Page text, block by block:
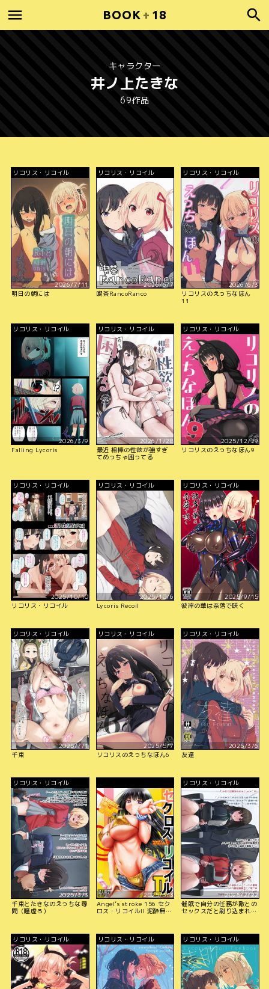
BOOK + 18
キャラクター
井ノ上たきな
69作品
リコリス・リコイル
2026/7/11
明日の朝には
リコリス・リコイル
2026/6/7
喫茶RancoRanco
リコリス・リコイル
2026/6/3
リコリスのえっちなほん
11
リコリス・リコイル
2026/3/9
Falling Lycoris
リコリス・リコイル
2026/1/28
最近 相棒の性欲が強すぎ
てめっちゃ困ってる
リコリス・リコイル
2025/12/29
リコリスのえっちなほん9
リコリス・リコイル
2025/10/10
リコリス・リコイル
リコリス・リコイル
2025/10/6
Lycoris Recoil
リコリス・リコイル
2025/9/15
彼岸の華は奈落で咲く
リコリス・リコイル
2025/7/1
千束
リコリス・リコイル
2025/5/7
リコリスのえっちなほん6
リコリス・リコイル
2025/3/6
友達
リコリス・リコイル
2025/3/3
千束とたきなのえっちな尋
問（瞳虚ろ）
2025/3/3
Angel’s stroke 156 セク
ロス・リコイルII 泥酔無抵
リコリス・リコイル
2025/2/22
催眠で自分の任務が敵との
セックスだと刷り込まれる
リコリス・リコイル
リコリス・リコイル リコリス・リコイル